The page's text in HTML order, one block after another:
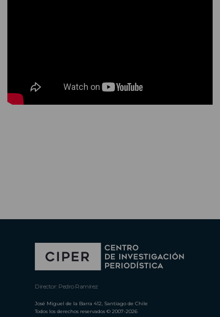
Director: Pedro Ramírez
José Miguel de la Barra 412, Santiago de Chile
Todos los derechos reservados © 2007-2026